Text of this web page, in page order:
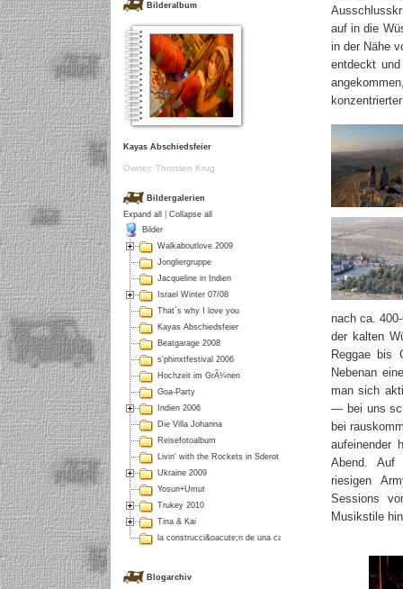
auf in die
in der Nähe
entdeckt
nach ca.
der kalten
Reggae bis
Nebenan
man sich
— bei uns
bei
aufeinender
Abend. Auf
riesigen
Sessions
Musikstile
Bilderalbum
Kayas Abschiedsfeier
Owner: Thorsten Krug
Bildergalerien
Expand all
Collapse all
Bilder
Walkaboutlove 2009
Jongliergruppe
Jacqueline in Indien
Israel Winter 07/08
That´s why I love you
Kayas Abschiedsfeier
Beatgarage 2008
s'phinxtfestival 2006
Hochzeit im GrÃ¼nen
Goa-Party
Indien 2006
Die Villa Johanna
Reisefotoalbum
Livin' with the Rockets in Sderot
Ukraine 2009
Yosun+Umut
Trukey 2010
Tina & Kai
la construcci&oacute;n de una casa en Colombia
Blogarchiv